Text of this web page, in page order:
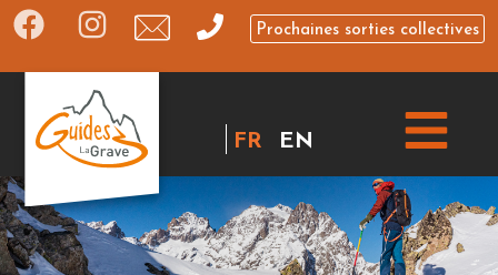
Prochaines sorties collectives
FR EN